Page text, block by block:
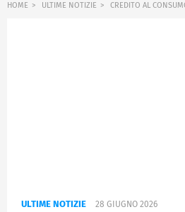
HOME ULTIME NOTIZIE CREDITO AL
ULTIME NOTIZIE 28 GIUGNO 2026